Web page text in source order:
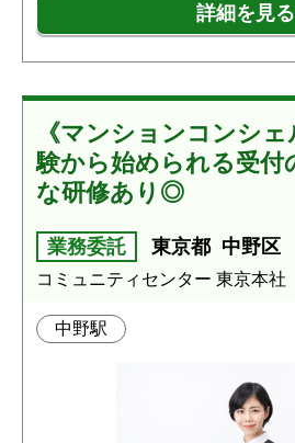
詳細を見る
《マンションコンシ
験から始められる受付
な研修あり◎
業務委託 東京都 中野区
コミュニティセンター 東京本社
中野駅